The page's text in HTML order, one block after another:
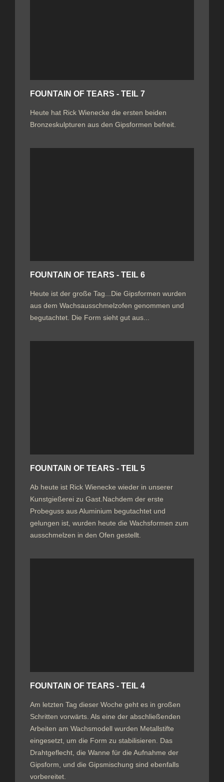
FOUNTAIN OF TEARS - TEIL 7
Heute hat Rick Wienecke die ersten beiden
Bronzeskulpturen aus den Gipsformen befreit.
FOUNTAIN OF TEARS - TEIL 6
Heute ist der große Tag...Die Gipsformen wurden
aus dem Wachsausschmelzofen genommen und
begutachtet. Die Form sieht gut aus...
FOUNTAIN OF TEARS - TEIL 5
Ab heute ist Rick Wienecke wieder in unserer
Kunstgießerei zu Gast.Nachdem der erste
Probeguss aus Aluminium begutachtet und
gelungen ist, wurden heute die Wachsformen zum
ausschmelzen in den Ofen gestellt.
FOUNTAIN OF TEARS - TEIL 4
Am letzten Tag dieser Woche geht es in großen
Schritten vorwärts. Als eine der abschließenden
Arbeiten am Wachsmodell wurden Metallstifte
eingesetzt, um die Form zu stabilisieren. Das
Drahtgeflecht, die Wanne für die Aufnahme der
Gipsform, und die Gipsmischung sind ebenfalls
vorbereitet.